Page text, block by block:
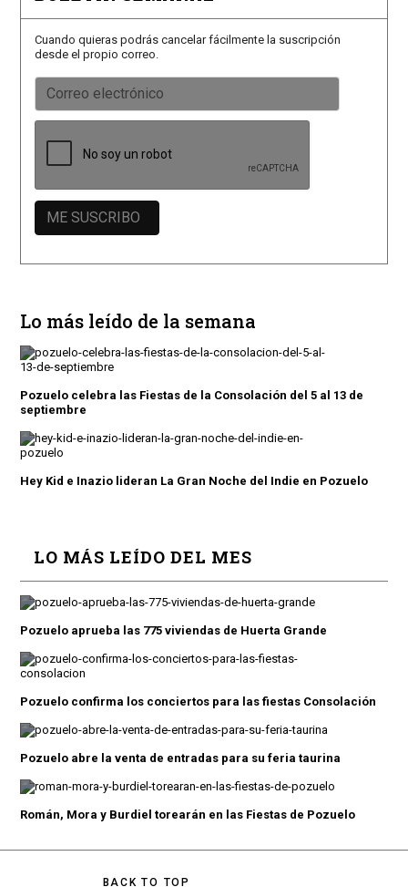
Cuando quieras podrás cancelar fácilmente la suscripción
desde el propio correo.
Lo más leído de la semana
Pozuelo celebra las Fiestas de la Consolación del 5 al 13 de
septiembre
Hey Kid e Inazio lideran La Gran Noche del Indie en Pozuelo
LO MÁS LEÍDO DEL MES
Pozuelo aprueba las 775 viviendas de Huerta Grande
Pozuelo confirma los conciertos para las fiestas Consolación
Pozuelo abre la venta de entradas para su feria taurina
Román, Mora y Burdiel torearán en las Fiestas de Pozuelo
BACK TO TOP